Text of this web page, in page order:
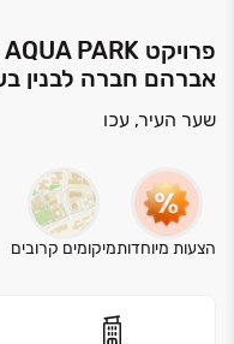
אברהם חברה לבנין
שער העיר, עכו
הצעות מיוחדותמיקומים קרובים